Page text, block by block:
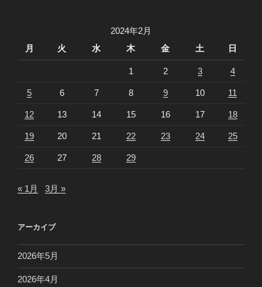
2024年2月
月
火 水 木 金 土 日
1 2 3 4
5 6 7 8 9 10 11
12 13 14 15 16 17 18
19 20 21 22 23 24 25
26 27 28 29
« 1月 3月 »
アーカイブ
2026年5月
2026年4月